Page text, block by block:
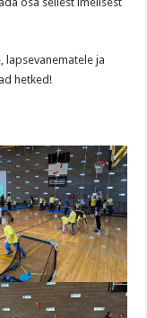
lapsevanematele ja
hetked!